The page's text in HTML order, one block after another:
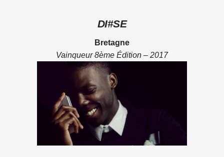
DI#SE
Bretagne
Vainqueur 8ème Édition – 2017